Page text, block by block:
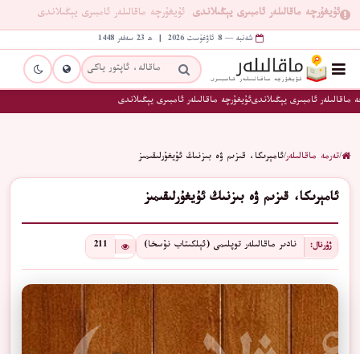
ئۇيغۇرچە ماقالىلەر ئامبىرى يېڭىلاندى ئۇيغۇرچە ماقالىلەر ئامبىرى يېڭىلاندى
شەنبە — 8 ئاۋغۇست 2026 | ھ 23 سەفەر 1448
ماقالىلەر ئامبىرى يېڭىلاندىئۇيغۇرچە ماقالىلەر ئامبىرى يېڭىلاندى
/تەرمە ماقالىلەر/ئامېرىكا، قىزىم ۋە بىزنىڭ ئۇيغۇرلىقىمىز
ئامېرىكا، قىزىم ۋە بىزنىڭ ئۇيغۇرلىقىمىز
ژۇرنال: نادىر ماقالىلەر توپلىمى (ئېلكىتاب نۇسخا) 211